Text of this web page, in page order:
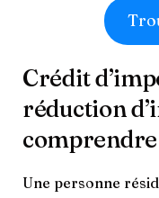
Crédit
réduction
Une personne